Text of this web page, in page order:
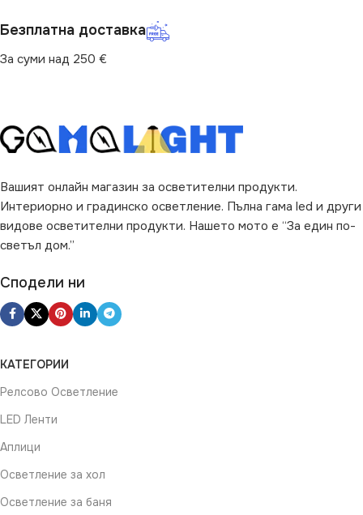
Безплатна доставка
За суми над 250 €
Вашият онлайн магазин за осветителни продукти.
Интериорно и градинско осветление. Пълна гама led и други
видове осветителни продукти. Нашето мото е “За един по-
светъл дом.”
Сподели ни
КАТЕГОРИИ
Релсово Осветление
LED Ленти
Аплици
Осветление за хол
Осветление за баня